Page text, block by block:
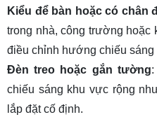
Kiểu để bàn hoặc có chân
trong nhà, công trường hoặc
điều chỉnh hướng chiếu sáng
Đèn treo hoặc gắn tường
chiếu sáng khu vực rộng
lắp đặt cố định.